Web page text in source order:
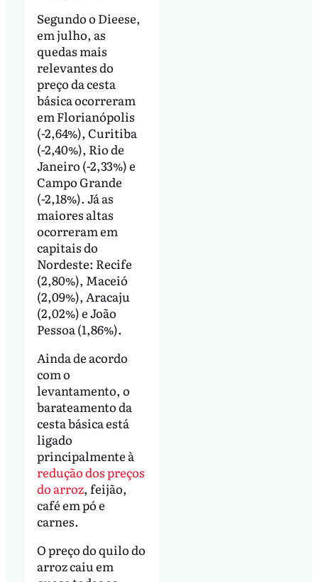
Segundo o Dieese,
em julho, as
quedas mais
relevantes do
preço da cesta
básica ocorreram
em Florianópolis
(-2,64%), Curitiba
(-2,40%), Rio de
Janeiro (-2,33%) e
Campo Grande
(-2,18%). Já as
maiores altas
ocorreram em
capitais do
Nordeste: Recife
(2,80%), Maceió
(2,09%), Aracaju
(2,02%) e João
Pessoa (1,86%).
Ainda de acordo
com o
levantamento, o
barateamento da
cesta básica está
ligado
principalmente à
redução dos preços
do arroz, feijão,
café em pó e
carnes.
O preço do quilo do
arroz caiu em